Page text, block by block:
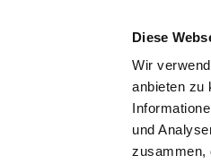
Diese
Wir
anbieten zu
und
zusammen,
Startseite der